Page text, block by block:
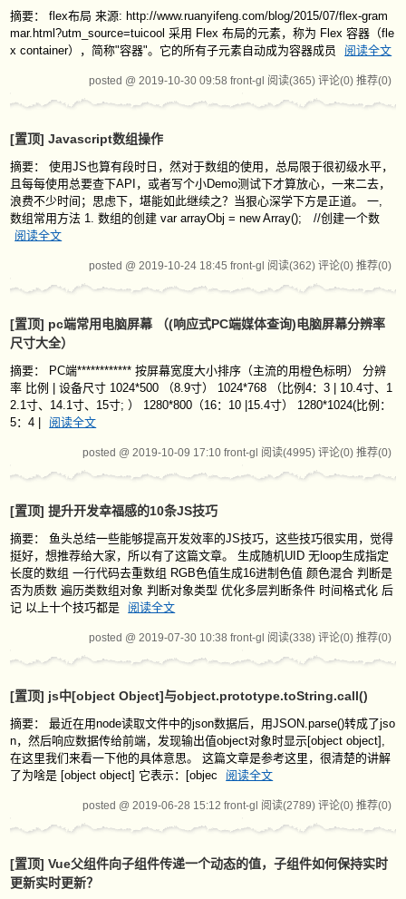
摘要： flex布局 来源: http://www.ruanyifeng.com/blog/2015/07/flex-gram
mar.html?utm_source=tuicool 采用 Flex 布局的元素，称为 Flex 容器（fle
x container），简称"容器"。它的所有子元素自动成为容器成员
阅读全文
posted @ 2019-10-30 09:58 front-gl 阅读(365) 评论(0) 推荐(0)
[置顶] Javascript数组操作
摘要： 使用JS也算有段时日，然对于数组的使用，总局限于很初级水平，
且每每使用总要查下API，或者写个小Demo测试下才算放心，一来二去，
浪费不少时间；思虑下，堪能如此继续之？当狠心深学下方是正道。 一,
数组常用方法 1. 数组的创建 var arrayObj = new Array(); //创建一个数
阅读全文
posted @ 2019-10-24 18:45 front-gl 阅读(362) 评论(0) 推荐(0)
[置顶] pc端常用电脑屏幕 （(响应式PC端媒体查询)电脑屏幕分辨率
尺寸大全）
摘要： PC端************ 按屏幕宽度大小排序（主流的用橙色标明） 分辨
率 比例 | 设备尺寸 1024*500 （8.9寸） 1024*768 （比例4：3 | 10.4寸、1
2.1寸、14.1寸、15寸; ） 1280*800（16：10 |15.4寸） 1280*1024(比例：
5：4 |
阅读全文
posted @ 2019-10-09 17:10 front-gl 阅读(4995) 评论(0) 推荐(0)
[置顶] 提升开发幸福感的10条JS技巧
摘要： 鱼头总结一些能够提高开发效率的JS技巧，这些技巧很实用，觉得
挺好，想推荐给大家，所以有了这篇文章。 生成随机UID 无loop生成指定
长度的数组 一行代码去重数组 RGB色值生成16进制色值 颜色混合 判断是
否为质数 遍历类数组对象 判断对象类型 优化多层判断条件 时间格式化 后
记 以上十个技巧都是
阅读全文
posted @ 2019-07-30 10:38 front-gl 阅读(338) 评论(0) 推荐(0)
[置顶] js中[object Object]与object.prototype.toString.call()
摘要： 最近在用node读取文件中的json数据后，用JSON.parse()转成了jso
n，然后响应数据传给前端，发现输出值object对象时显示[object object],
在这里我们来看一下他的具体意思。 这篇文章是参考这里，很清楚的讲解
了为啥是 [object object] 它表示：[objec
阅读全文
posted @ 2019-06-28 15:12 front-gl 阅读(2789) 评论(0) 推荐(0)
[置顶] Vue父组件向子组件传递一个动态的值，子组件如何保持实时
更新实时更新？